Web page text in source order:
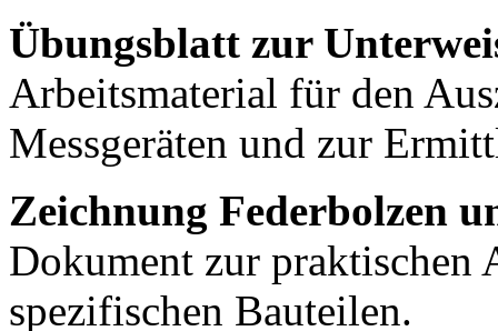
Übungsblatt zur
Arbeitsmaterial für den
Messgeräten und zur
Zeichnung Federbolzen
Dokument zur praktischen
spezifischen Bauteilen.